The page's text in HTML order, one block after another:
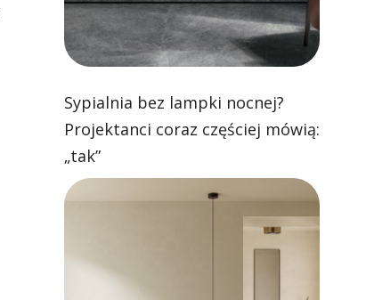
Sypialnia bez lampki nocnej?
Projektanci coraz częściej mówią:
„tak”